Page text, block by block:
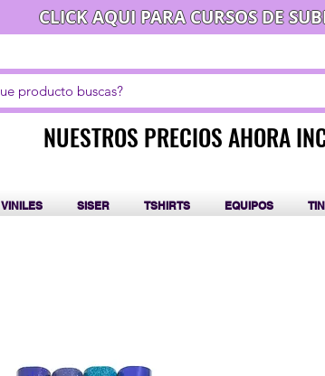
CLICK AQUI PARA CURSOS DE
NUESTROS PRECIOS AHORA
NUESTROS PRECIOS AHORA
VINILES SISER TSHIRTS EQUIPOS